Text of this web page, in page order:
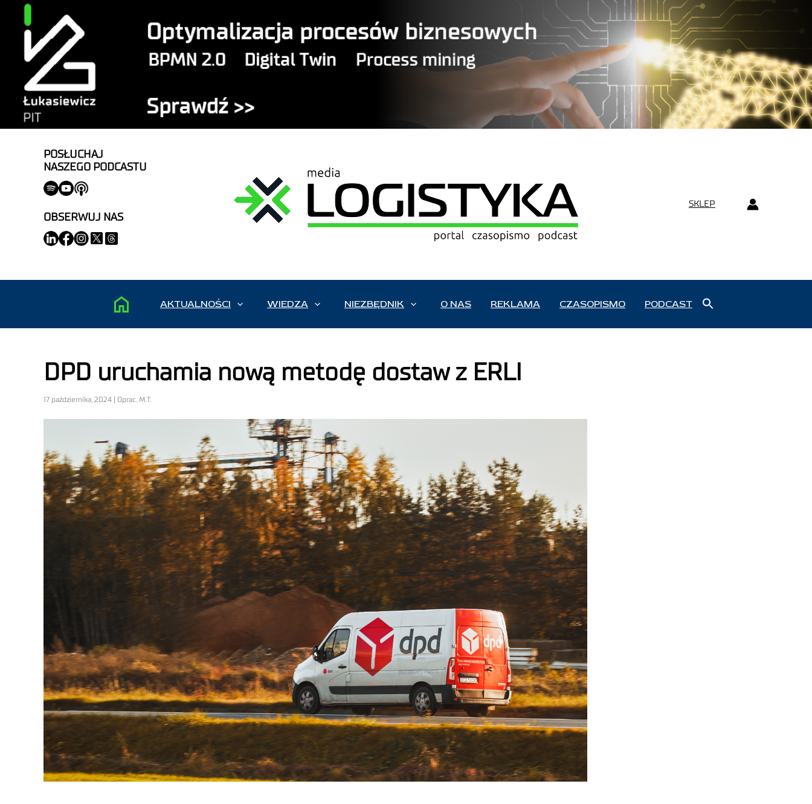
POSŁUCHAJ
NASZEGO PODCASTU
OBSERWUJ NAS
SKLEP
AKTUALNOŚCI WIEDZA NIEZBĘDNIK O NAS REKLAMA CZASOPISMO PODCAST
DPD uruchamia nową metodę dostaw z ERLI
17 października, 2024 | Oprac. M.T.